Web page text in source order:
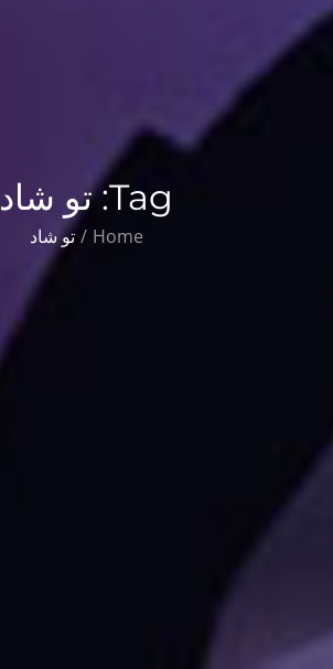
Tag: تو شاد
Home تو شاد